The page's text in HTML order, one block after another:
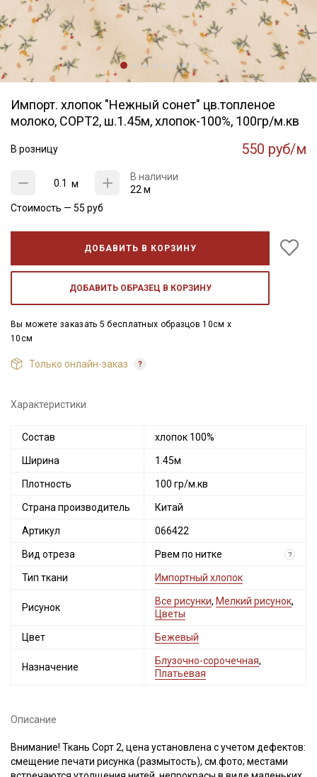
Импорт. хлопок "Нежный сонет" цв.топленое
молоко, СОРТ2, ш.1.45м, хлопок-100%, 100гр/м.кв
В розницу 550 руб/м
м
В наличии
22 м
Стоимость — 55 руб
ДОБАВИТЬ В КОРЗИНУ
ДОБАВИТЬ ОБРАЗЕЦ В КОРЗИНУ
Вы можете заказать 5 бесплатных образцов 10см x
10см
Только онлайн-заказ
Характеристики
Состав хлопок 100%
Ширина 1.45м
Плотность 100 гр/м.кв
Страна производитель Китай
Артикул 066422
Вид отреза Рвем по нитке ?
Тип ткани Импортный хлопок
Рисунок
Все рисунки, Мелкий рисунок,
Цветы
Цвет Бежевый
Назначение
Блузочно-сорочечная,
Платьевая
Описание
Внимание! Ткань Сорт 2, цена установлена с учетом дефектов:
смещение печати рисунка (размытость), см.фото; местами